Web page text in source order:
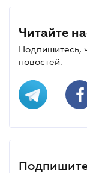
Читайте
Подпишитесь,
новостей.